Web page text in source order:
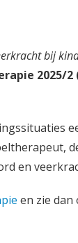
bij
2025/2
en
en zie dan